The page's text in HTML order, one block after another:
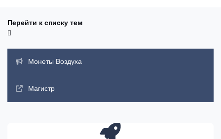
Перейти к списку тем
Монеты Воздуха
Магистр